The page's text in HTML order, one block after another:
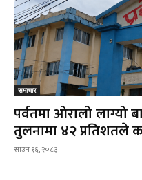
समाचार
पर्वतमा ओरालो लाग्यो
तुलनामा ४२ प्रतिशतले
साउन १६, २०८३